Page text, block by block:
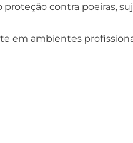
contra poeiras,
em ambientes